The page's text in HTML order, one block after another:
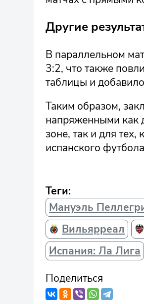
Другие
В параллельном
3:2, что также
таблицы и
Таким образом,
напряженными как
зоне, так и для тех,
испанского
Теги:
Мануэль
Вильярреал
Испания: Ла Лига
Поделиться